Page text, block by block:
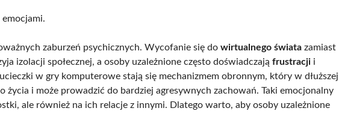
zaburzeń psychicznych. Wycofanie się do wirtualnego świata zamiast
izolacji społecznej, a osoby uzależnione często doświadczają frustracji i
w gry komputerowe stają się mechanizmem obronnym, który w dłuższej
życia i może prowadzić do bardziej agresywnych zachowań. Taki emocjonalny
ale również na ich relacje z innymi. Dlatego warto, aby osoby uzależnione